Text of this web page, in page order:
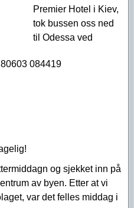
Premier Hotel i Kiev,
tok bussen oss ned
til Odessa ved
og sjekket inn på
av byen. Etter at vi
var det felles middag i